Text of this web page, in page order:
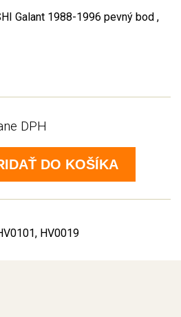
Galant 1988-1996 pevný bod ,
DPH
DO KOŠÍKA
HV0019